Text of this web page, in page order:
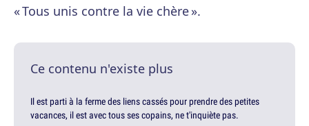
« Tous unis contre la vie chère ».
Ce contenu n'existe plus
Il est parti à la ferme des liens cassés pour prendre des petites
vacances, il est avec tous ses copains, ne t'inquiète pas.